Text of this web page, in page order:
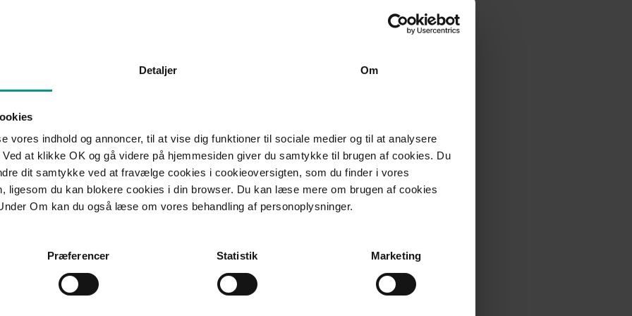
Detaljer Om
vores indhold og annoncer, til at vise dig funktioner til sociale medier og til at analysere
at klikke OK og gå videre på hjemmesiden giver du samtykke til brugen af cookies. Du
dit samtykke ved at fravælge cookies i cookieoversigten, som du finder i vores
ligesom du kan blokere cookies i din browser. Du kan læse mere om brugen af cookies
Om kan du også læse om vores behandling af personoplysninger.
Præferencer Statistik Marketing
afgørelse:
Kruse Mikkelsen og Kristian Korfits
de foreliggende forsikringsbetingelser, er bred. Det hænger
og det forhold, at det ikke er en betingelse, at årsagen til
ydre omstændigheder, ligesom det efter vores opfattelse
usædvanligt, uventet eller tilfældigt i forbindelse med skadens
har ført til skaden, skal dog være sket pludselig. Den
det foreliggende indført med det sigte
helbredsforringelser, og det udvidede dækningsomfang havde
finder, at løbeaktivitet må sidestilles med sportsaktiviteter og
såsom at bukke sig ned, rejse sig op, at gå mv., som ikke er
som forsikringspolicernes beskrivelse af ulykkesbegrebet
finder vi, at definitionen på et ulykkestilfælde må anses for
løbeaktivitet opstår personskade."